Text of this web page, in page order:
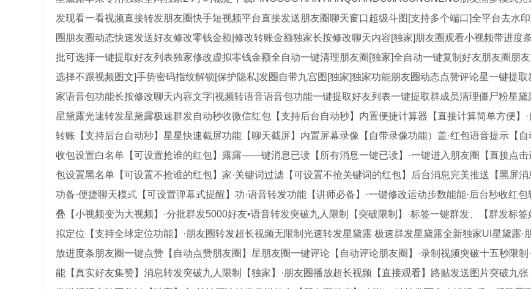
发现看一看视频直接转发朋友圈快手短视频平台直接发送朋友圈聊天窗口超级斗图[支持多个端口]全平台去水
圈朋友圈动态快速发送好友修改零钱金额|修改转账金额独家长按修改聊天内容[独家]朋友圈观看小视频带进度
批可选择一键提取好友列表独家修改虚拟零钱金额全自动一键清理朋友圈[独家]全自动一键复制好友朋友圈朋
选择不跟视频图文]手势密码指纹解锁[保护隐私]发圈自带九宫图[独家]独家功能朋友圈动态点赞评论星一键提取
家语音包功能长按修改聊天内容文字|视频转语音语音包功能一键提取好友列表一键提取群成员清理僵尸粉星黛
星黛露光速转发星黛露极速群发自动秒收微信红包【支持后台自动秒】内置便捷计算器【直接计算简单方便】
转账【支持后台自动秒】星星快速截屏功能【聊天截屏】内置屏幕录像【自带录像功能）盖·红包语音提示【自
收包设置白名单【可设置抢谁的红包】露露——键消息已读【所有消息一键已读】·一键进入朋友圈【直接点击
包设置黑名单【可设置不抢谁的红包】家·关键词过滤【可设置不抢关键词的红包】后台消息完美推送【黑屏消
功备·便捷聊天模式【可设置弹幕式提醒】功·语音转发功能【讲师必备】·一键修改运动步数能能·后台秒收红
叠【小视频变为大视频】·分批群发5000好友•语音转发突破九人限制【突破限制】·标签一键群发、【群发标签
拟定位【支持全球定位功能】·朋友圈转发超长视频无限制光速转发星黛露 极速群发星黛露全新独家UI星黛露·
放进度条朋友圈一键点赞【自动点赞朋友圈】星朋友圈一键评论【自动评论朋友圈】·录制视频突破十五秒限制
能【真实好友集赞】消息转发突破九人限制【独家】·朋友圈播放超长视频【直接观看】路贴发送图片突破九张